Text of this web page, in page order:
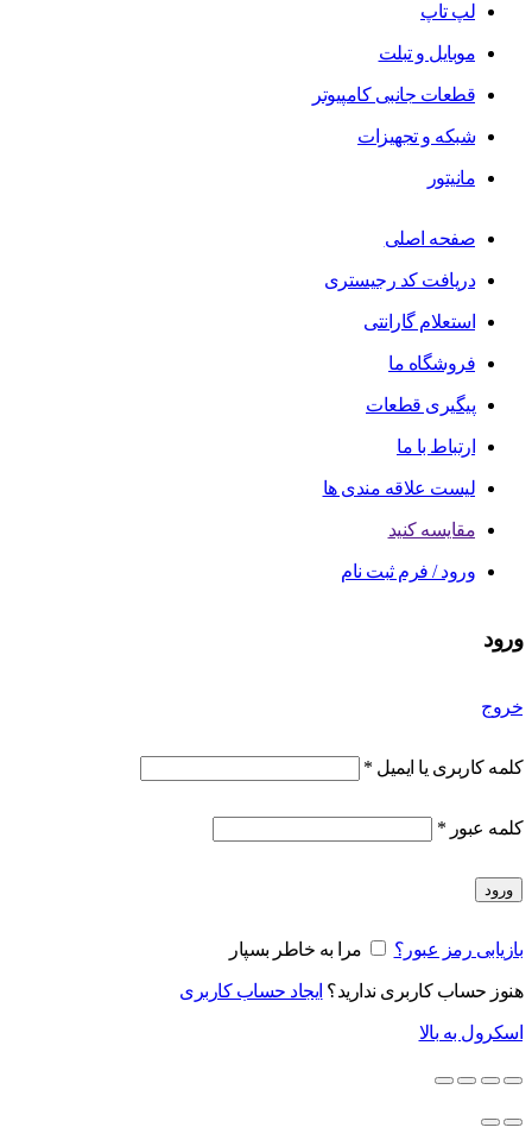
لپ تاپ
موبایل و تبلت
قطعات جانبی کامپیوتر
شبکه و تجهیزات
مانیتور
صفحه اصلی
دریافت کد رجیستری
استعلام گارانتی
فروشگاه ما
پیگیری قطعات
ارتباط با ما
لیست علاقه مندی ها
مقایسه کنید
ورود / فرم ثبت نام
ورود
خروج
کلمه کاربری یا ایمیل *
کلمه عبور *
ورود
بازیابی رمز عبور؟ مرا به خاطر بسپار
هنوز حساب کاربری ندارید؟ ایجاد حساب کاربری
اسکرول به بالا